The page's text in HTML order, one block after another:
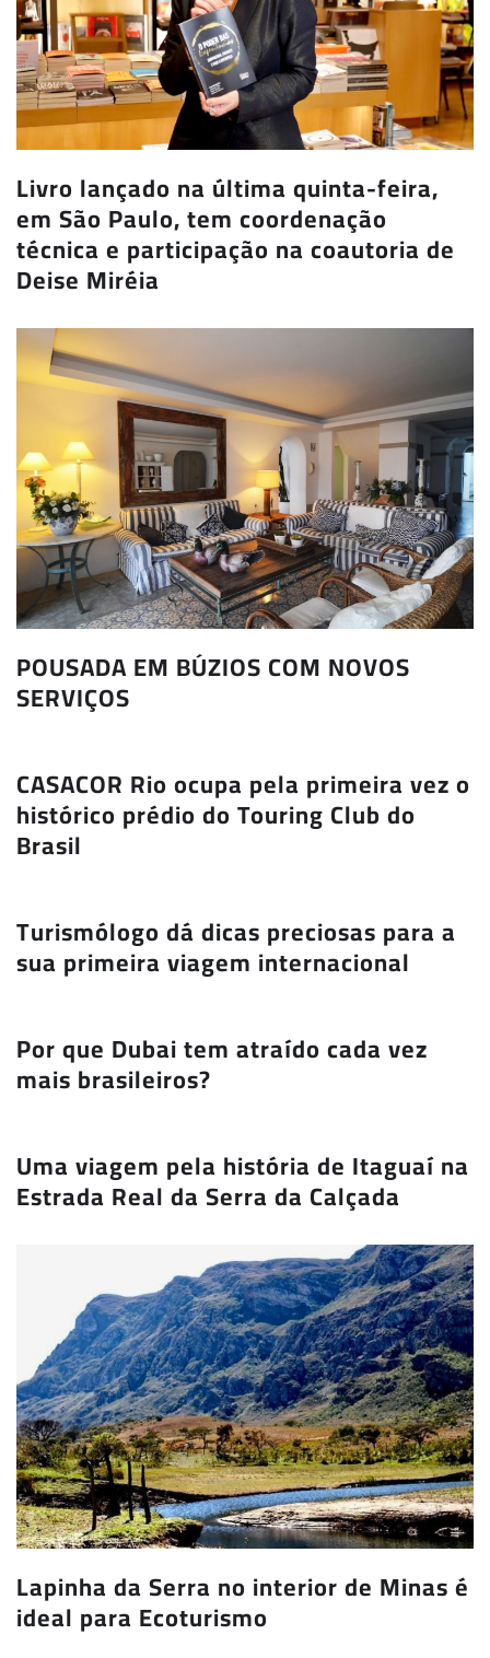
Livro lançado na última quinta-feira,
em São Paulo, tem coordenação
técnica e participação na coautoria de
Deise Miréia
POUSADA EM BÚZIOS COM NOVOS
SERVIÇOS
CASACOR Rio ocupa pela primeira vez o
histórico prédio do Touring Club do
Brasil
Turismólogo dá dicas preciosas para a
sua primeira viagem internacional
Por que Dubai tem atraído cada vez
mais brasileiros?
Uma viagem pela história de Itaguaí na
Estrada Real da Serra da Calçada
Lapinha da Serra no interior de Minas é
ideal para Ecoturismo